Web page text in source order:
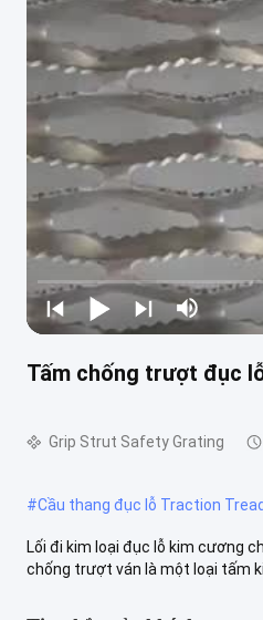
Tấm chống trượt đục
Grip Strut Safety Grating
#Cầu thang đục lỗ Traction
Lối đi kim loại đục lỗ kim cương
chống trượt ván là một loại tấm